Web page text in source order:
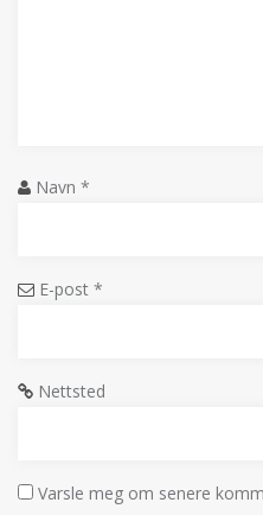
Navn *
E-post *
Nettsted
Varsle meg om senere